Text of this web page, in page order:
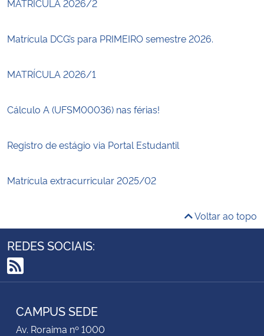
MATRÍCULA 2026/2
Matrícula DCG’s para PRIMEIRO semestre 2026.
MATRÍCULA 2026/1
Cálculo A (UFSM00036) nas férias!
Registro de estágio via Portal Estudantil
Matrícula extracurricular 2025/02
Voltar ao topo
REDES SOCIAIS:
RSS
CAMPUS SEDE
Av. Roraima nº 1000